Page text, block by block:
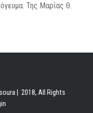
Της Μαρίας Θ.
| 2018, All Rights